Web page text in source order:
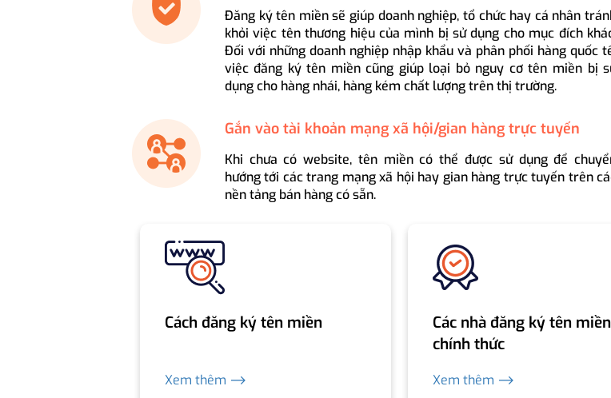
Đăng ký tên miền sẽ giúp doanh nghiệp, tổ chức hay cá nhân
khỏi việc tên thương hiệu của mình bị sử dụng cho mục đích
Đối với những doanh nghiệp nhập khẩu và phân phối hàng quốc
việc đăng ký tên miền cũng giúp loại bỏ nguy cơ tên miền bị
dụng cho hàng nhái, hàng kém chất lượng trên thị trường.
Gắn vào tài khoản mạng xã hội/gian hàng trực tuyến
Khi chưa có website, tên miền có thể được sử dụng để
hướng tới các trang mạng xã hội hay gian hàng trực tuyến trên
nền tảng bán hàng có sẵn.
Cách đăng ký tên miền
Xem thêm ⟶
Các nhà đăng ký tên miền
chính thức
Xem thêm ⟶